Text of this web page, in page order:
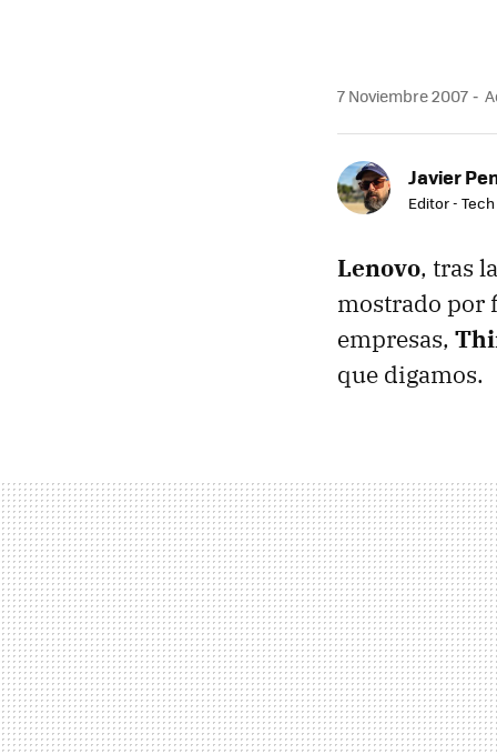
7 Noviembre 2007
Javier
Editor - Tech
Lenovo, tras
mostrado por
empresas,
que digamos.